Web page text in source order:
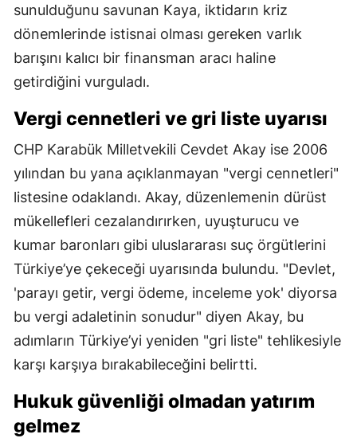
sunulduğunu savunan Kaya, iktidarın kriz
dönemlerinde istisnai olması gereken varlık
barışını kalıcı bir finansman aracı haline
getirdiğini vurguladı.
Vergi cennetleri ve gri liste uyarısı
CHP Karabük Milletvekili Cevdet Akay ise 2006
yılından bu yana açıklanmayan "vergi cennetleri"
listesine odaklandı. Akay, düzenlemenin dürüst
mükellefleri cezalandırırken, uyuşturucu ve
kumar baronları gibi uluslararası suç örgütlerini
Türkiye’ye çekeceği uyarısında bulundu. "Devlet,
'parayı getir, vergi ödeme, inceleme yok' diyorsa
bu vergi adaletinin sonudur" diyen Akay, bu
adımların Türkiye’yi yeniden "gri liste" tehlikesiyle
karşı karşıya bırakabileceğini belirtti.
Hukuk güvenliği olmadan yatırım
gelmez